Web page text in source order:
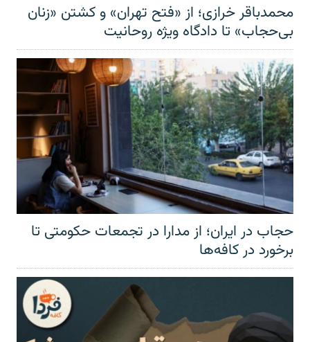
محمدباقر خرازی؛ از «فتح تهران» و کشتن «زنان
بی‌حجاب» تا دادگاه ویژه روحانیت
حجاب در ایران؛ از مدارا در تجمعات حکومتی تا
برخورد در کافه‌ها